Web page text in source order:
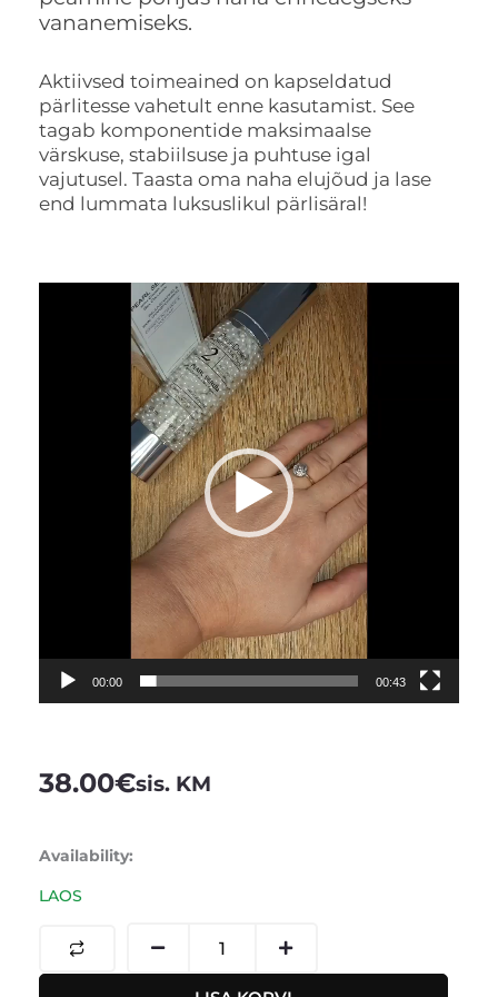
vananemiseks.
Aktiivsed toimeained on kapseldatud
pärlitesse vahetult enne kasutamist. See
tagab komponentide maksimaalse
värskuse, stabiilsuse ja puhtuse igal
vajutusel. Taasta oma naha elujõud ja lase
end lummata luksuslikul pärlisäral!
Videoesitaja
00:00 00:43
38.00€sis. KM
Availability:
LAOS
Caviar
and